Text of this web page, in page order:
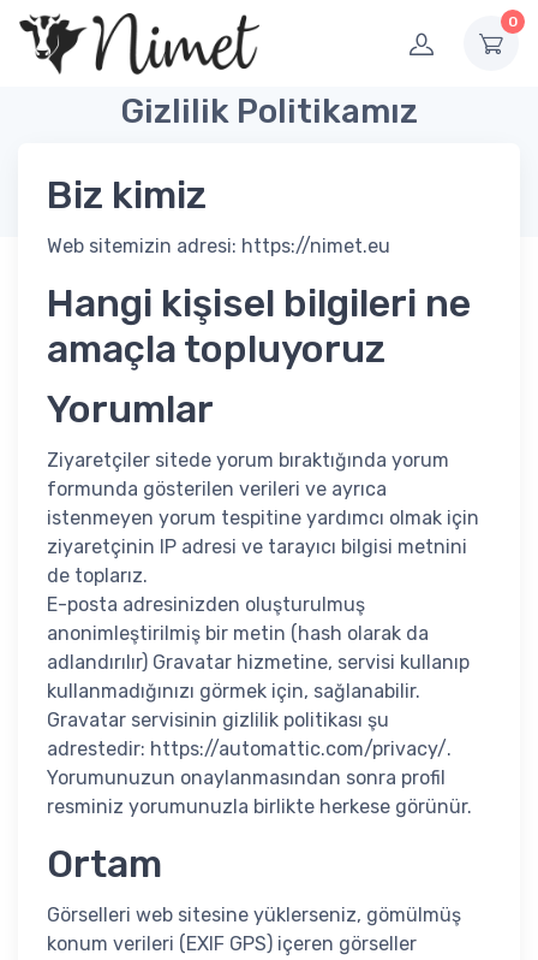
0
Gizlilik Politikamız
Biz kimiz
Web sitemizin adresi: https://nimet.eu
Hangi kişisel bilgileri ne
amaçla topluyoruz
Yorumlar
Ziyaretçiler sitede yorum bıraktığında yorum
formunda gösterilen verileri ve ayrıca
istenmeyen yorum tespitine yardımcı olmak için
ziyaretçinin IP adresi ve tarayıcı bilgisi metnini
de toplarız.
E-posta adresinizden oluşturulmuş
anonimleştirilmiş bir metin (hash olarak da
adlandırılır) Gravatar hizmetine, servisi kullanıp
kullanmadığınızı görmek için, sağlanabilir.
Gravatar servisinin gizlilik politikası şu
adrestedir: https://automattic.com/privacy/.
Yorumunuzun onaylanmasından sonra profil
resminiz yorumunuzla birlikte herkese görünür.
Ortam
Görselleri web sitesine yüklerseniz, gömülmüş
konum verileri (EXIF GPS) içeren görseller